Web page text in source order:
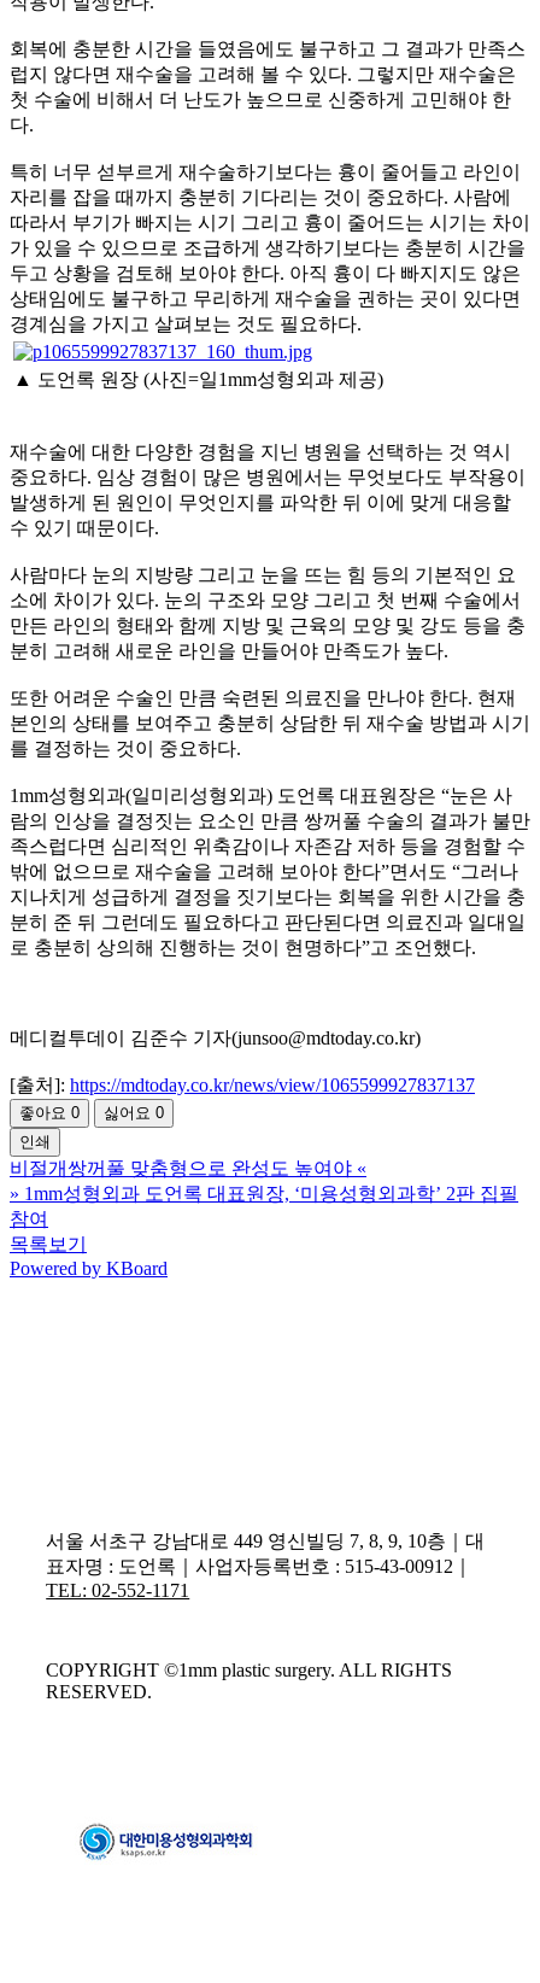
회복에 충분한 시간을 들였음에도 불구하고 그 결과가 만족스
럽지 않다면 재수술을 고려해 볼 수 있다. 그렇지만 재수술은
첫 수술에 비해서 더 난도가 높으므로 신중하게 고민해야 한
다.
특히 너무 섣부르게 재수술하기보다는 흉이 줄어들고 라인이
자리를 잡을 때까지 충분히 기다리는 것이 중요하다. 사람에
따라서 부기가 빠지는 시기 그리고 흉이 줄어드는 시기는 차이
가 있을 수 있으므로 조급하게 생각하기보다는 충분히 시간을
두고 상황을 검토해 보아야 한다. 아직 흉이 다 빠지지도 않은
상태임에도 불구하고 무리하게 재수술을 권하는 곳이 있다면
경계심을 가지고 살펴보는 것도 필요하다.
▲ 도언록 원장 (사진=일1mm성형외과 제공)
재수술에 대한 다양한 경험을 지닌 병원을 선택하는 것 역시
중요하다. 임상 경험이 많은 병원에서는 무엇보다도 부작용이
발생하게 된 원인이 무엇인지를 파악한 뒤 이에 맞게 대응할
수 있기 때문이다.
사람마다 눈의 지방량 그리고 눈을 뜨는 힘 등의 기본적인 요
소에 차이가 있다. 눈의 구조와 모양 그리고 첫 번째 수술에서
만든 라인의 형태와 함께 지방 및 근육의 모양 및 강도 등을 충
분히 고려해 새로운 라인을 만들어야 만족도가 높다.
또한 어려운 수술인 만큼 숙련된 의료진을 만나야 한다. 현재
본인의 상태를 보여주고 충분히 상담한 뒤 재수술 방법과 시기
를 결정하는 것이 중요하다.
1mm성형외과(일미리성형외과) 도언록 대표원장은 “눈은 사
람의 인상을 결정짓는 요소인 만큼 쌍꺼풀 수술의 결과가 불만
족스럽다면 심리적인 위축감이나 자존감 저하 등을 경험할 수
밖에 없으므로 재수술을 고려해 보아야 한다”면서도 “그러나
지나치게 성급하게 결정을 짓기보다는 회복을 위한 시간을 충
분히 준 뒤 그런데도 필요하다고 판단된다면 의료진과 일대일
로 충분히 상의해 진행하는 것이 현명하다”고 조언했다.
메디컬투데이 김준수 기자(junsoo@mdtoday.co.kr)
[출처]: https://mdtoday.co.kr/news/view/1065599927837137
좋아요 0 싫어요 0
인쇄
비절개쌍꺼풀 맞춤형으로 완성도 높여야 «
» 1mm성형외과 도언록 대표원장, ‘미용성형외과학’ 2판 집필
참여
목록보기
Powered by KBoard
서울 서초구 강남대로 449 영신빌딩 7, 8, 9, 10층｜대
표자명 : 도언록｜사업자등록번호 : 515-43-00912｜
TEL: 02-552-1171
COPYRIGHT ©1mm plastic surgery. ALL RIGHTS
RESERVED.